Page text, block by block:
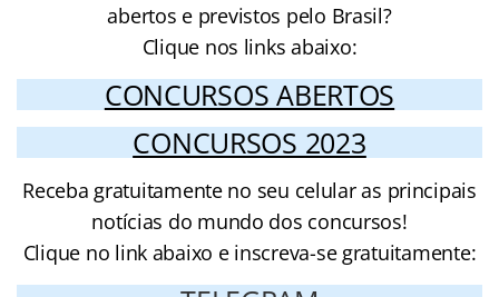
abertos e previstos pelo Brasil?
Clique nos links abaixo:
CONCURSOS ABERTOS
CONCURSOS 2023
Receba gratuitamente no seu celular as principais
notícias do mundo dos concursos!
Clique no link abaixo e inscreva-se gratuitamente: